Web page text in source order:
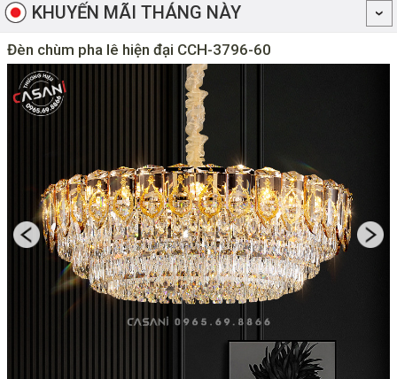
KHUYẾN MÃI THÁNG NÀY
Đèn chùm pha lê hiện đại CCH-3796-60